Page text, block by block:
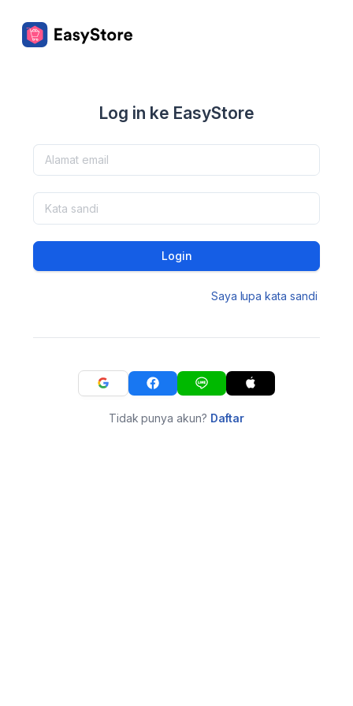
Log in ke EasyStore
Login
Saya lupa kata sandi
Tidak punya akun? Daftar